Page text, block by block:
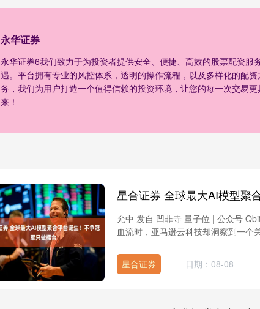
永华证券
永华证券6我们致力于为投资者提供安全、便捷、高效的股票配资
遇。平台拥有专业的风控体系，透明的操作流程，以及多样化的配
务，我们为用户打造一个值得信赖的投资环境，让您的每一次交易
来！
允中 发自 凹非寺 量子位 | 公众号
血流时，亚马逊云科技却洞察到一个
星合证券 日期：08-08